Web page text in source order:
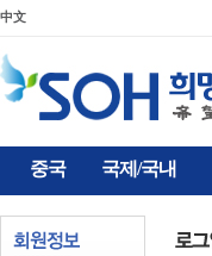
中文
중국 국제/국내